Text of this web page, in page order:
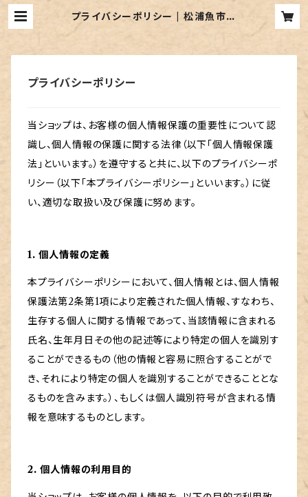
プライバシーポリシー | 松浦魚市場
プライバシーポリシー
当ショップは、お客様の個人情報保護の重要性について認
識し、個人情報の保護に関する法律（以下「個人情報保護
法」といいます。）を遵守すると共に、以下のプライバシーポ
リシー（以下「本プライバシーポリシー」といいます。）に従
い、適切な取扱い及び保護に努めます。
1. 個人情報の定義
本プライバシーポリシーにおいて、個人情報とは、個人情報
保護法第2条第1項により定義された個人情報、すなわち、
生存する個人に関する情報であって、当該情報に含まれる
氏名、生年月日その他の記述等により特定の個人を識別す
ることができるもの（他の情報と容易に照合することがで
き、それにより特定の個人を識別することができることとな
るものを含みます。）、もしくは個人識別符号が含まれる情
報を意味するものとします。
2. 個人情報の利用目的